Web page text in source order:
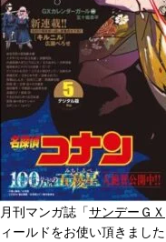
月刊マンガ誌「サンデーＧＸ
ィールドをお使い頂きました